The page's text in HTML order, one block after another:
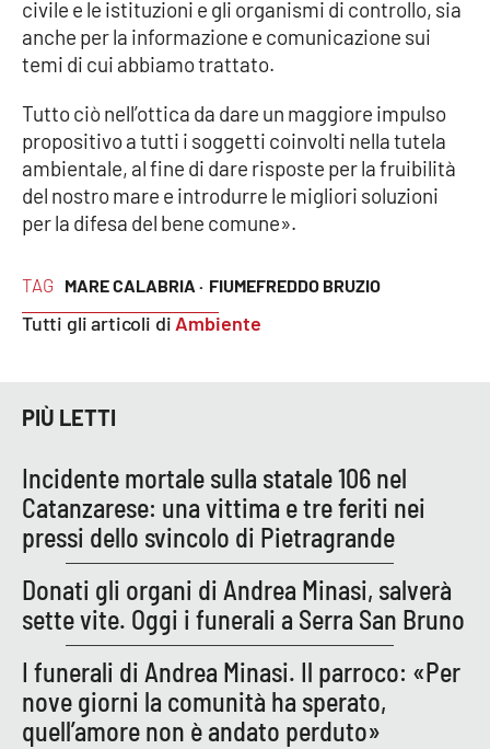
TAG MARE CALABRIA · FIUMEFREDDO BRUZIO
Tutti gli articoli diAmbiente
civile e le istituzioni e gli organismi di controllo, sia
anche per la informazione e comunicazione sui
temi di cui abbiamo trattato.
Tutto ciò nell’ottica da dare un maggiore impulso
propositivo a tutti i soggetti coinvolti nella tutela
ambientale, al fine di dare risposte per la fruibilità
del nostro mare e introdurre le migliori soluzioni
per la difesa del bene comune».
PIÙ LETTI
Incidente mortale sulla statale 106 nel
Catanzarese: una vittima e tre feriti nei
pressi dello svincolo di Pietragrande
Donati gli organi di Andrea Minasi, salverà
sette vite. Oggi i funerali a Serra San Bruno
I funerali di Andrea Minasi. Il parroco: «Per
nove giorni la comunità ha sperato,
quell’amore non è andato perduto»